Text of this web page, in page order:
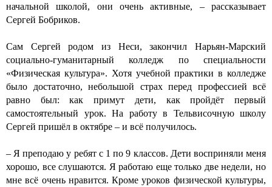
начальной школой, они очень активные, – рассказывает
Сергей Бобриков.
Сам Сергей родом из Неси, закончил Нарьян-Марский
социально-гуманитарный колледж по специальности
«Физическая культура». Хотя учебной практики в колледже
было достаточно, небольшой страх перед профессией всё
равно был: как примут дети, как пройдёт первый
самостоятельный урок. На работу в Тельвисочную школу
Сергей пришёл в октябре – и всё получилось.
– Я преподаю у ребят с 1 по 9 классов. Дети восприняли меня
хорошо, все слушаются. Я работаю еще только две недели, но
мне всё очень нравится. Кроме уроков физической культуры,